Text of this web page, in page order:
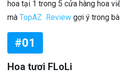
hoa tại 1 trong 5 cửa hàng hoa
mà TopAZ Review gợi ý trong
#01
Hoa tươi FLoLi